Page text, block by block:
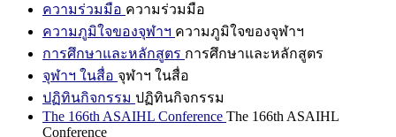
ความร่วมมือ ความร่วมมือ
ความภูมิใจของจุฬาฯ ความภูมิใจของจุฬาฯ
การศึกษาและหลักสูตร การศึกษาและหลักสูตร
จุฬาฯ ในสื่อ จุฬาฯ ในสื่อ
ปฏิทินกิจกรรม ปฏิทินกิจกรรม
The 166th ASAIHL Conference The 166th ASAIHL
Conference